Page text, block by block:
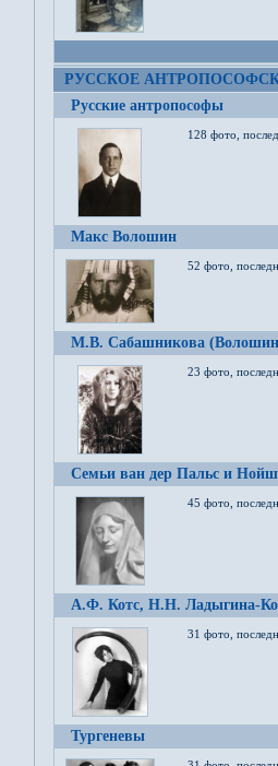
РУССКОЕ
Русские антропософы
128 фото,
Макс Волошин
52 фото,
М.В. Сабашникова
23 фото,
Семьи ван дер Пальс и
45 фото,
А.Ф. Котс, Н.Н. Ладыгина-
31 фото,
Тургеневы